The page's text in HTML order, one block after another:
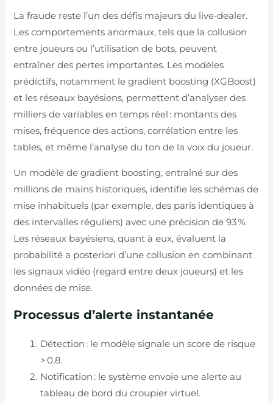
La fraude reste l’un des défis majeurs du live‑dealer.
Les comportements anormaux, tels que la collusion
entre joueurs ou l’utilisation de bots, peuvent
entraîner des pertes importantes. Les modèles
prédictifs, notamment le gradient boosting (XGBoost)
et les réseaux bayésiens, permettent d’analyser des
milliers de variables en temps réel : montants des
mises, fréquence des actions, corrélation entre les
tables, et même l’analyse du ton de la voix du joueur.
Un modèle de gradient boosting, entraîné sur des
millions de mains historiques, identifie les schémas de
mise inhabituels (par exemple, des paris identiques à
des intervalles réguliers) avec une précision de 93 %.
Les réseaux bayésiens, quant à eux, évaluent la
probabilité a posteriori d’une collusion en combinant
les signaux vidéo (regard entre deux joueurs) et les
données de mise.
Processus d’alerte instantanée
Détection : le modèle signale un score de risque
> 0,8.
Notification : le système envoie une alerte au
tableau de bord du croupier virtuel.